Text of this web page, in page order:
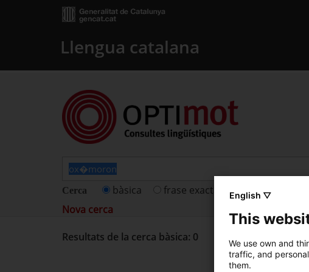
Llengua catalana
Cerca bàsica frase exacta fitxes de
Nova cerca
Resultats de la cerca bàsica: 0
English ▽
This
We use own and
traffic, and
them.